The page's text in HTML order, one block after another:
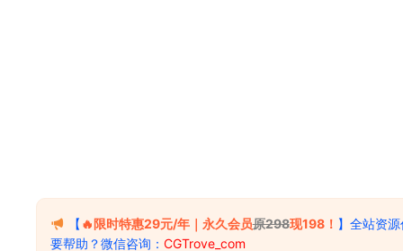
【 🔥限时特惠29元/年｜永久会员原298现198！ 】全站资
要帮助？微信咨询： CGTrove_com